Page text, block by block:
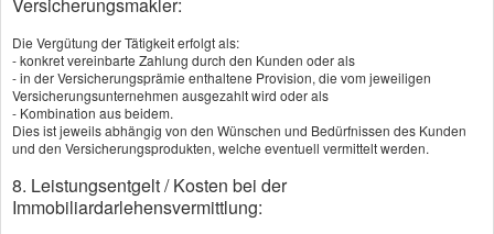
unterrichte Sie über das Verfahren der
Beschwerdebearbeitung sowie die ungefähre
Bearbeitungszeit. Sollte ich feststellen, dass Ihre
Beschwerde einen Gegenstand betrifft, für den ich
nicht zuständig bin, informiere ich Sie umgehend
hierüber und teile Ihnen, soweit mir dies möglich
Versicherungsmakler:
Die Vergütung der Tätigkeit erfolgt als:
- konkret vereinbarte Zahlung durch den Kunden oder als
- in der Versicherungsprämie enthaltene Provision, die vom jeweiligen
Versicherungsunternehmen ausgezahlt wird oder als
- Kombination aus beidem.
Dies ist jeweils abhängig von den Wünschen und Bedürfnissen des Kunden
und den Versicherungsprodukten, welche eventuell vermittelt werden.
8. Leistungsentgelt / Kosten bei der
Immobiliardarlehensvermittlung: